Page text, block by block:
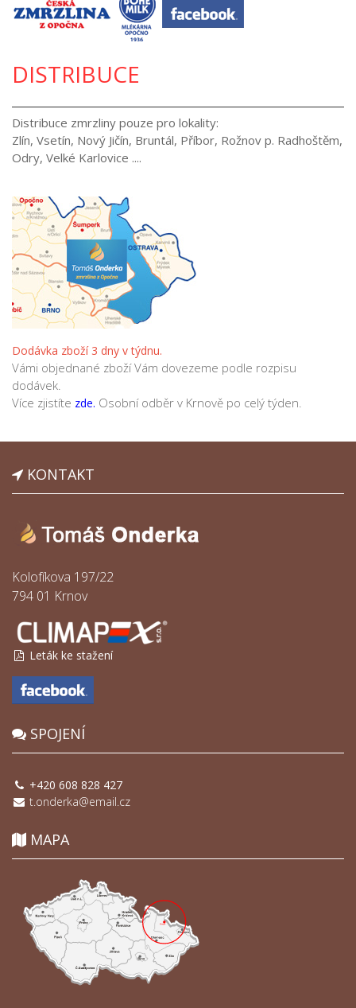
DISTRIBUCE
Distribuce zmrzliny pouze pro lokality:
Zlín, Vsetín, Nový Jičín, Bruntál, Příbor, Rožnov p. Radhoštěm,
Odry, Velké Karlovice ....
Dodávka zboží 3 dny v týdnu.
Vámi objednané zboží Vám dovezeme podle rozpisu
dodávek.
Více zjistíte zde. Osobní odběr v Krnově po celý týden.
KONTAKT
Kolofíkova 197/22
794 01 Krnov
Leták ke stažení
SPOJENÍ
+420 608 828 427
t.onderka@email.cz
MAPA